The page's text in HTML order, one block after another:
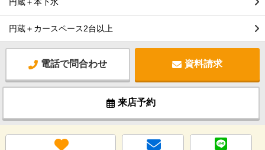
円蔵＋カースペース2台以上
電話で問合わせ 資料請求
来店予約